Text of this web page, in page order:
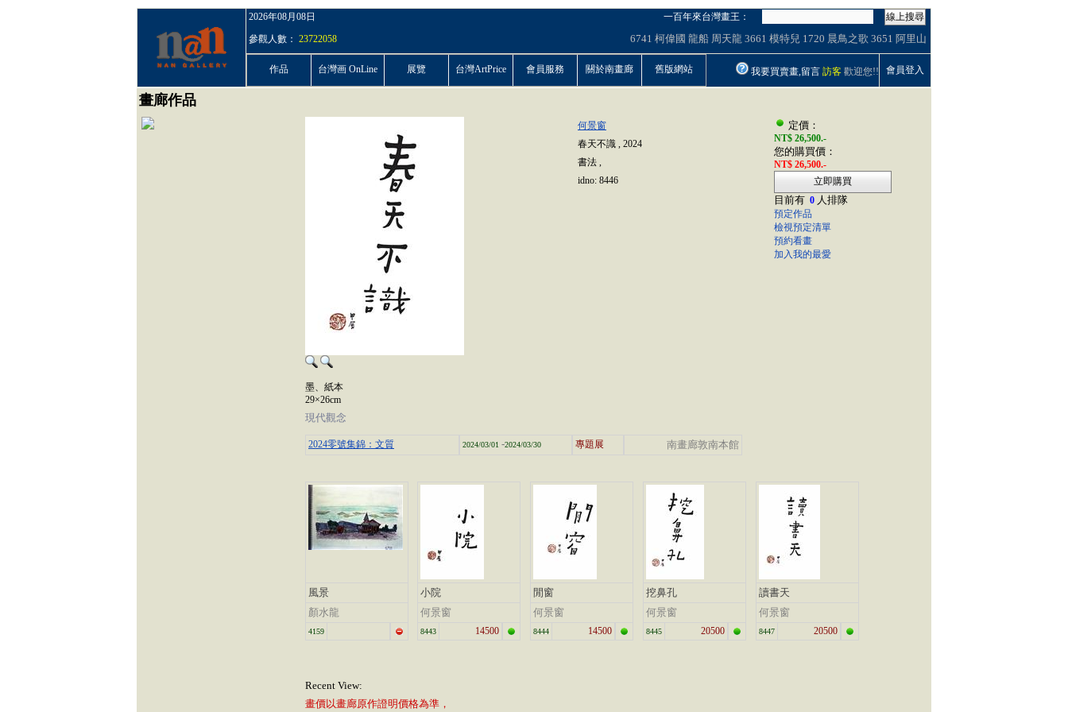
2026年08月08日 一百年來台灣畫王：
線上搜尋
參觀人數： 23722058 6741 柯偉國 龍船 周天龍 3661 模特兒 1720 晨鳥之歌 3651 阿里山
作品 台灣画 OnLine 展覽 台灣ArtPrice 會員服務 關於南畫廊 舊版網站 我要買賣畫,留言 訪客 歡迎您!! 會員登入
畫廊作品
何景窗
春天不識 , 2024
書法 ,
idno: 8446
定價：
NT$ 26,500.-
您的購買價：
NT$ 26,500.-
立即購買
目前有 0 人排隊
預定作品
檢視預定清單
預約看畫
加入我的最愛
墨、紙本
29×26cm
現代觀念
2024零號集錦：文質 2024/03/01 -2024/03/30 專題展 南畫廊敦南本館
風景
顏水龍
4159
小院
何景窗
8443 14500
閒窗
何景窗
8444 14500
挖鼻孔
何景窗
8445 20500
讀書天
何景窗
8447 20500
Recent View:
畫價以畫廊原作證明價格為準，